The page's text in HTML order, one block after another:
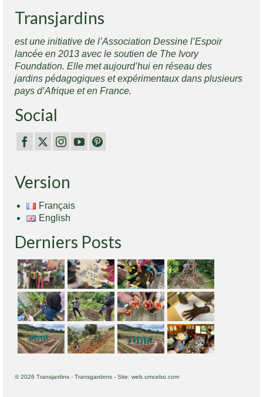
Transjardins
est une initiative de l’Association Dessine l’Espoir
lancée en 2013 avec le soutien de The Ivory
Foundation. Elle met aujourd’hui en réseau des
jardins pédagogiques et expérimentaux dans plusieurs
pays d’Afrique et en France.
Social
Version
Français
English
Derniers Posts
© 2026 Transjardins - Transgardens - Site: web.umcebo.com